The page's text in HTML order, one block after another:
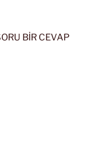
BİR CEVAP